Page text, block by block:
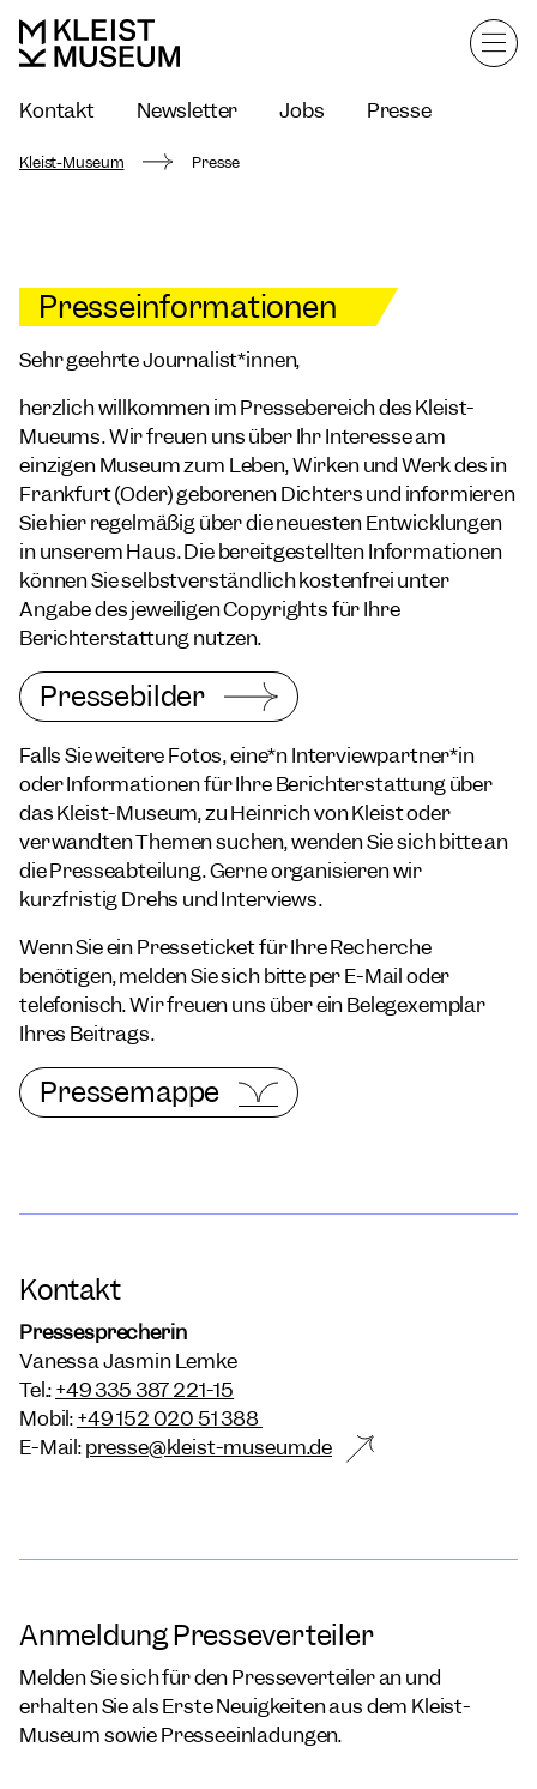
Kontakt Newsletter Jobs Presse
Kleist-Museum Presse
Presseinformationen
Sehr geehrte Journalist*innen,
herzlich willkommen im Pressebereich des Kleist-
Mueums. Wir freuen uns über Ihr Interesse am
einzigen Museum zum Leben, Wirken und Werk des in
Frankfurt (Oder) geborenen Dichters und informieren
Sie hier regelmäßig über die neuesten Entwicklungen
in unserem Haus. Die bereitgestellten Informationen
können Sie selbstverständlich kostenfrei unter
Angabe des jeweiligen Copyrights für Ihre
Berichterstattung nutzen.
Pressebilder
Falls Sie weitere Fotos, eine*n Interviewpartner*in
oder Informationen für Ihre Berichterstattung über
das Kleist-Museum, zu Heinrich von Kleist oder
verwandten Themen suchen, wenden Sie sich bitte an
die Presseabteilung. Gerne organisieren wir
kurzfristig Drehs und Interviews.
Wenn Sie ein Presseticket für Ihre Recherche
benötigen, melden Sie sich bitte per E-Mail oder
telefonisch. Wir freuen uns über ein Belegexemplar
Ihres Beitrags.
Pressemappe
Kontakt
Pressesprecherin
Vanessa Jasmin Lemke
Tel.:+49 335 387 221-15
Mobil:+49 152 020 51 388
E-Mail:presse@kleist-museum.de
Anmeldung Presseverteiler
Melden Sie sich für den Presseverteiler an und
erhalten Sie als Erste Neuigkeiten aus dem Kleist-
Museum sowie Presseeinladungen.